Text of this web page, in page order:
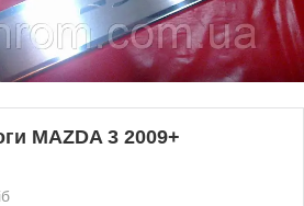
MAZDA 3 2009+